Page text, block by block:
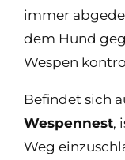
immer
dem Hund
Wespen
Befindet sich
Wespennest,
Weg